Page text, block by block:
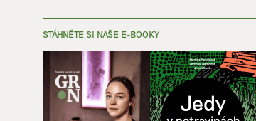
STÁHNĚTE SI NAŠE E-BOOKY